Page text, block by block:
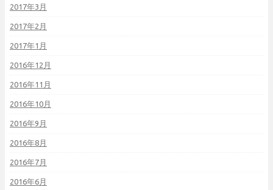
2017年3月
2017年2月
2017年1月
2016年12月
2016年11月
2016年10月
2016年9月
2016年8月
2016年7月
2016年6月